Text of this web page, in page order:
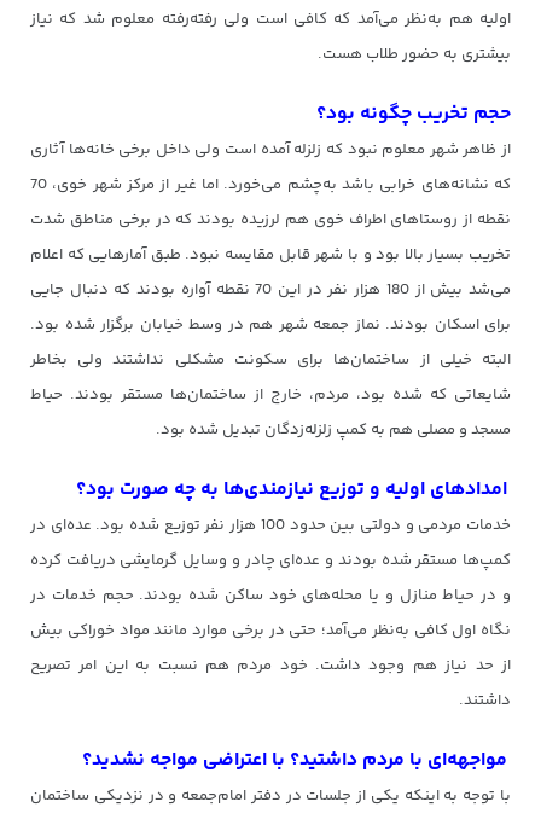
اولیه هم به‌نظر می‌آمد که کافی است ولی رفته‌رفته معلوم شد که نیاز
بیشتری به حضور طلاب هست.
حجم تخریب چگونه بود؟
از ظاهر شهر معلوم نبود که زلزله آمده است ولی داخل برخی خانه‌ها آثاری
که نشانه‌های خرابی باشد به‌چشم می‌خورد. اما غیر از مرکز شهر خوی، 70
نقطه از روستاهای اطراف خوی هم لرزیده بودند که در برخی مناطق شدت
تخریب بسیار بالا بود و با شهر قابل مقایسه نبود. طبق آمارهایی که اعلام
می‌شد بیش از 180 هزار نفر در این 70 نقطه آواره بودند که دنبال جایی
برای اسکان بودند. نماز جمعه شهر هم در وسط خیابان برگزار شده بود.
البته خیلی از ساختمان‌ها برای سکونت مشکلی نداشتند ولی بخاطر
شایعاتی که شده بود، مردم، خارج از ساختمان‌ها مستقر بودند. حیاط
مسجد و مصلی هم به کمپ زلزله‌زدگان تبدیل شده بود.
امدادهای اولیه و توزیع نیازمندی‌ها به چه صورت بود؟
خدمات مردمی و دولتی بین حدود 100 هزار نفر توزیع شده بود. عده‌ای در
کمپ‌ها مستقر شده بودند و عده‌ای چادر و وسایل گرمایشی دریافت کرده
و در حیاط منازل و یا محله‌های خود ساکن شده بودند. حجم خدمات در
نگاه اول کافی به‌نظر می‌آمد؛ حتی در برخی موارد مانند مواد خوراکی بیش
از حد نیاز هم وجود داشت. خود مردم هم نسبت به این امر تصریح
داشتند.
مواجهه‌ای با مردم داشتید؟ با اعتراضی مواجه نشدید؟
با توجه به اینکه یکی از جلسات در دفتر امام‌جمعه و در نزدیکی ساختمان